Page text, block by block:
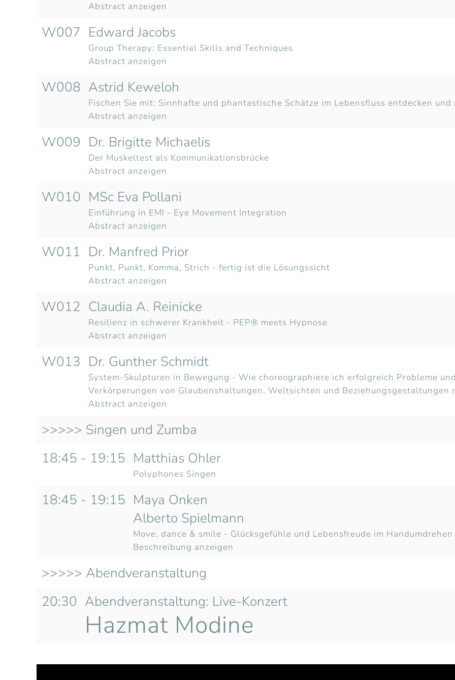
Abstract anzeigen
W007 Edward Jacobs
Group Therapy: Essential Skills and Techniques
Abstract anzeigen
W008 Astrid Keweloh
Fischen Sie mit: Sinnhafte und phantastische Schätze im Lebensfluss entdecken und
Abstract anzeigen
W009 Dr. Brigitte Michaelis
Der Muskeltest als Kommunikationsbrücke
Abstract anzeigen
W010 MSc Eva Pollani
Einführung in EMI - Eye Movement Integration
Abstract anzeigen
W011 Dr. Manfred Prior
Punkt, Punkt, Komma, Strich - fertig ist die Lösungssicht
Abstract anzeigen
W012 Claudia A. Reinicke
Resilienz in schwerer Krankheit - PEP® meets Hypnose
Abstract anzeigen
W013 Dr. Gunther Schmidt
System-Skulpturen in Bewegung - Wie choreographiere ich erfolgreich Probleme
Verkörperungen von Glaubenshaltungen, Weltsichten und Beziehungsgestaltungen
Abstract anzeigen
>>>>> Singen und Zumba
18:45 - 19:15 Matthias Ohler
Polyphones Singen
18:45 - 19:15 Maya Onken
Alberto Spielmann
Move, dance & smile - Glücksgefühle und Lebensfreude im Handumdrehen
Beschreibung anzeigen
>>>>> Abendveranstaltung
20:30 Abendveranstaltung: Live-Konzert
Hazmat Modine